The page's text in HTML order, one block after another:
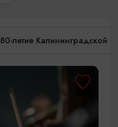
80-летие Калининградской